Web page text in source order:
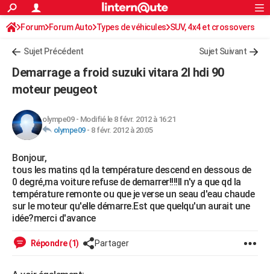
ACTUALITÉS
Politique
Société
Faits Divers
Education
Monde
Villes
+
Programme TV
Streaming
Cinéma
Sorties cinéma
Musique
FINANCE
Retraite
Impôts
Epargne
Immobilier
Risques naturels par ville
Banque
Assurance
Crédit
AUTO
Essais
Réserver un essai
Citadines
Berlines
SUV
Forum auto
+HIGH-TECH
Mobiles
Meilleur smartphone
Internet
Ordinateurs
Jeux vidéo
Guide high-tech
BRICOLAGE
Forum
Aménagement intérieur
Extérieur
Cuisine
Salle de bains
Jardinage
Rangement
WEEK-END
Guides de France
Escapades
Patrimoine
Expositions
Musées
Week-end nature
+LIFESTYLE
SANTE
Rechercher
S'inscrire
Connexion
Forum Forum Auto Types de véhicules SUV, 4x4 et crossovers
Sujet Précédent Sujet Suivant
Demarrage a froid suzuki vitara 2l hdi 90
moteur peugeot
olympe09- Modifié le 8 févr. 2012 à 16:21
olympe09- 8 févr. 2012 à 20:05
Bonjour,
tous les matins qd la température descend en dessous de
0 degré,ma voiture refuse de demarrer!!!!Il n'y a que qd la
température remonte ou que je verse un seau d'eau chaude
sur le moteur qu'elle démarre.Est que quelqu'un aurait une
idée?merci d'avance
Répondre (1) Partager